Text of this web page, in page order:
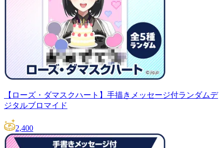
【ローズ・ダマスクハート】手描きメッセージ付ランダムデ
ジタルブロマイド
2,400